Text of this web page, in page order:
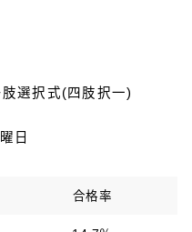
選択式(四肢択一)
日
合格率